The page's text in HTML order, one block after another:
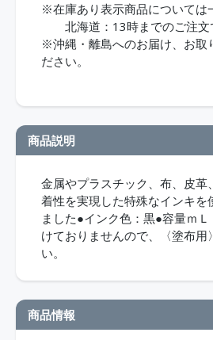
※在庫あり表示商品については
北海道：13時までのご注文
※沖縄・離島へのお届け、お取
ださい。
商品説明
金属やプラスチック、布、皮
着性を実現した特殊なインキ
ました●インク色：黒●容量ｍ
けておりませんので、〈塗布
い。
商品情報